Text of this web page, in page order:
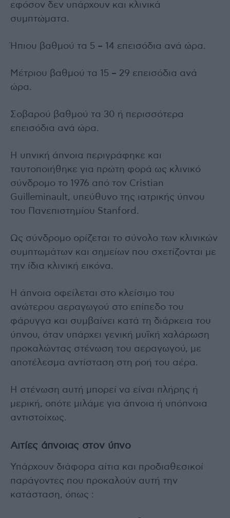
εφόσον δεν υπάρχουν και κλινικά
συμπτώματα.
Ήπιου βαθμού τα 5 – 14 επεισόδια ανά ώρα.
Μέτριου βαθμού τα 15 – 29 επεισόδια ανά
ώρα.
Σοβαρού βαθμού τα 30 ή περισσότερα
επεισόδια ανά ώρα.
Η υπνική άπνοια περιγράφηκε και
ταυτοποιήθηκε για πρώτη φορά ως κλινικό
σύνδρομο το 1976 από τον Cristian
Guilleminault, υπεύθυνο της ιατρικής ύπνου
του Πανεπιστημίου Stanford.
Ως σύνδρομο ορίζεται το σύνολο των κλινικών
συμπτωμάτων και σημείων που σχετίζονται με
την ίδια κλινική εικόνα.
Η άπνοια οφείλεται στο κλείσιμο του
ανώτερου αεραγωγού στο επίπεδο του
φάρυγγα και συμβαίνει κατά τη διάρκεια του
ύπνου, όταν υπάρχει γενική μυϊκή χαλάρωση
προκαλώντας στένωση του αεραγωγού, με
αποτέλεσμα αντίσταση στη ροή του αέρα.
Η στένωση αυτή μπορεί να είναι πλήρης ή
μερική, οπότε μιλάμε για άπνοια ή υπόπνοια
αντιστοίχως.
Αιτίες άπνοιας στον ύπνο
Υπάρχουν διάφορα αίτια και προδιαθεσικοί
παράγοντες που προκαλούν αυτή την
κατάσταση, όπως :